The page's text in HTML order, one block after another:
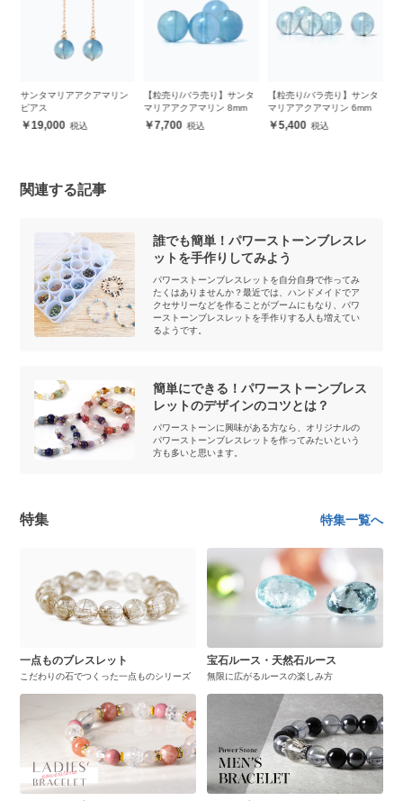
サンタマリアアクアマリン
ピアス
19,000
【粒売り/バラ売り】サンタ
マリアアクアマリン 8mm
7,700
【粒売り/バラ売り】サンタ
マリアアクアマリン 6mm
5,400
関連する記事
誰でも簡単！パワーストーンブレスレ
ットを手作りしてみよう
パワーストーンブレスレットを自分自身で作ってみ
たくはありませんか？最近では、ハンドメイドでア
クセサリーなどを作ることがブームにもなり、パワ
ーストーンブレスレットを手作りする人も増えてい
るようです。
簡単にできる！パワーストーンブレス
レットのデザインのコツとは？
パワーストーンに興味がある方なら、オリジナルの
パワーストーンブレスレットを作ってみたいという
方も多いと思います。
特集 特集一覧へ
一点ものブレスレット
こだわりの石でつくった一点ものシリーズ
宝石ルース・天然石ルース
無限に広がるルースの楽しみ方